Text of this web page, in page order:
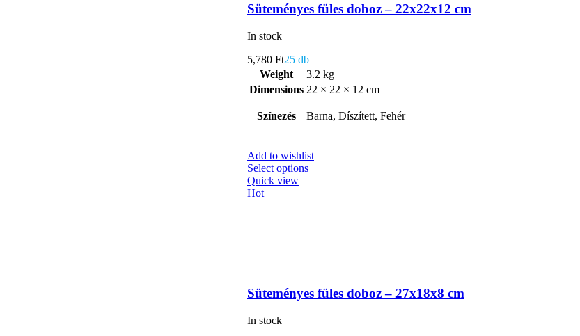
Süteményes füles doboz – 22x22x12 cm
In stock
5,780 Ft25 db
Weight
3.2 kg
Dimensions 22 × 22 × 12 cm
Színezés Barna, Díszített, Fehér
Add to wishlist
Select options
Quick view
Hot
Süteményes füles doboz – 27x18x8 cm
In stock